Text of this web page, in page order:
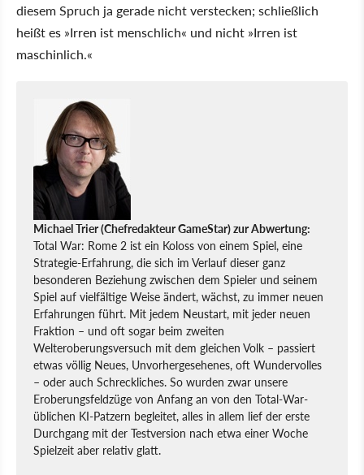
diesem Spruch ja gerade nicht verstecken; schließlich
heißt es »Irren ist menschlich« und nicht »Irren ist
maschinlich.«
Michael Trier (Chefredakteur GameStar) zur Abwertung:
Total War: Rome 2 ist ein Koloss von einem Spiel, eine
Strategie-Erfahrung, die sich im Verlauf dieser ganz
besonderen Beziehung zwischen dem Spieler und seinem
Spiel auf vielfältige Weise ändert, wächst, zu immer neuen
Erfahrungen führt. Mit jedem Neustart, mit jeder neuen
Fraktion – und oft sogar beim zweiten
Welteroberungsversuch mit dem gleichen Volk – passiert
etwas völlig Neues, Unvorhergesehenes, oft Wundervolles
– oder auch Schreckliches. So wurden zwar unsere
Eroberungsfeldzüge von Anfang an von den Total-War-
üblichen KI-Patzern begleitet, alles in allem lief der erste
Durchgang mit der Testversion nach etwa einer Woche
Spielzeit aber relativ glatt.